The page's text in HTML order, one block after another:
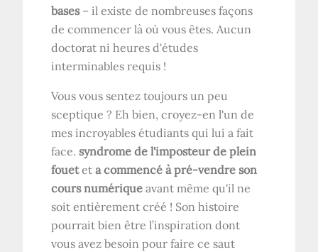
bases – il existe de nombreuses façons
de commencer là où vous êtes. Aucun
doctorat ni heures d'études
interminables requis !
Vous vous sentez toujours un peu
sceptique ? Eh bien, croyez-en l'un de
mes incroyables étudiants qui lui a fait
face. syndrome de l'imposteur de plein
foueteta commencé à pré-vendre son
cours numériqueavant même qu'il ne
soit entièrement créé ! Son histoire
pourrait bien être l’inspiration dont
vous avez besoin pour faire ce saut